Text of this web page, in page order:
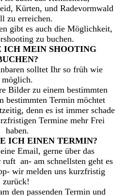
Kürten, und Radevormwald
zu erreichen.
gibt es auch die Möglichkeit,
zu buchen.
ICH MEIN SHOOTING
solltet Ihr so früh wie
möglich.
Bilder zu einem bestimmten
bestimmten Termin möchtet
denn es ist immer schade
Termine mehr Frei
haben.
ICH EINEN TERMIN?
Email, gerne über das
an- am schnellsten geht es
wir melden uns kurzfristig
zurück!
den passenden Termin und